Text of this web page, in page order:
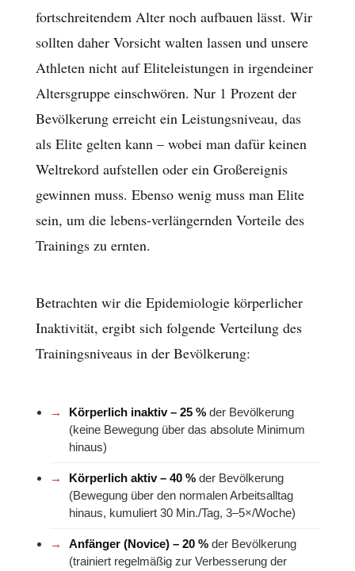
fortschreitendem Alter noch aufbauen lässt. Wir
sollten daher Vorsicht walten lassen und unsere
Athleten nicht auf Eliteleistungen in irgendeiner
Altersgruppe einschwören. Nur 1 Prozent der
Bevölkerung erreicht ein Leistungsniveau, das
als Elite gelten kann – wobei man dafür keinen
Weltrekord aufstellen oder ein Großereignis
gewinnen muss. Ebenso wenig muss man Elite
sein, um die lebens-verlängernden Vorteile des
Trainings zu ernten.
Betrachten wir die Epidemiologie körperlicher
Inaktivität, ergibt sich folgende Verteilung des
Trainingsniveaus in der Bevölkerung:
Körperlich inaktiv – 25 %der Bevölkerung
(keine Bewegung über das absolute Minimum
hinaus)
Körperlich aktiv – 40 %der Bevölkerung
(Bewegung über den normalen Arbeitsalltag
hinaus, kumuliert 30 Min./Tag, 3–5×/Woche)
Anfänger (Novice) – 20 %der Bevölkerung
(trainiert regelmäßig zur Verbesserung der